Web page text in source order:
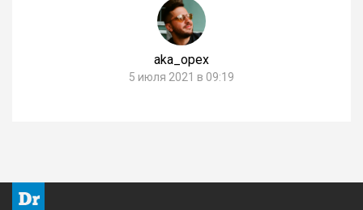
aka_opex
5 июля 2021 в 09:19